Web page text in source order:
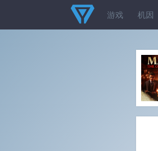
游戏 机因